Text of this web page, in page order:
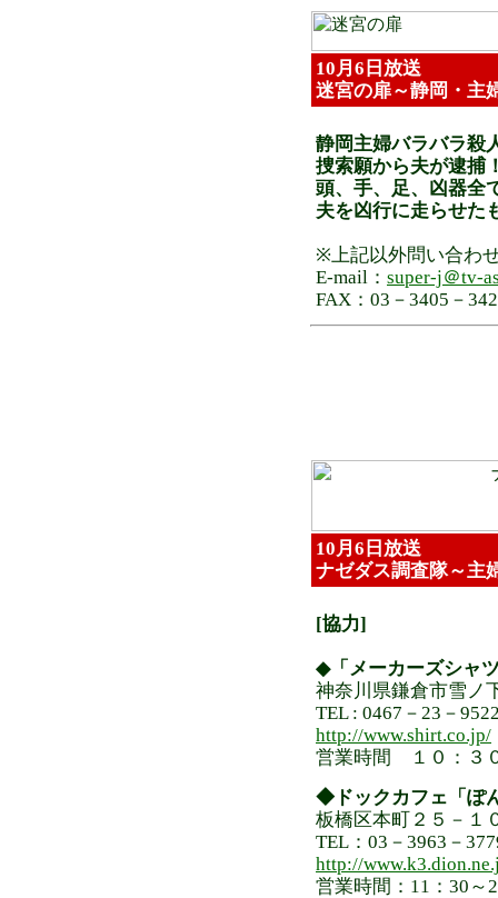
10月6日放送
迷宮の扉～静岡・主
静岡主婦バラバラ殺
捜索願から夫が逮捕
頭、手、足、凶器全
夫を凶行に走らせた
※上記以外問い合わ
E-mail： super-j＠tv-
FAX：03－3405－
10月6日放送
ナゼダス調査隊～主
[協力]
◆「メーカーズシャ
神奈川県鎌倉市雪ノ
TEL : 0467－23－
http://www.shirt.co.jp/
営業時間 １０：３
◆ドックカフェ「ぽ
板橋区本町２５－
TEL：03－3963－
http://
営業時間：11：30～